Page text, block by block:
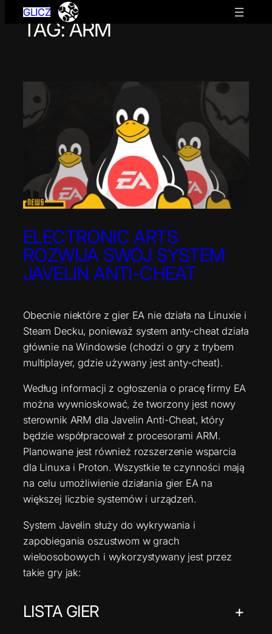
Przejdź
GLICZ
TAG:ARM
ELECTRONIC ARTS
ROZWIJA SWÓJ SYSTEM
JAVELIN ANTI-CHEAT
Obecnie niektóre z gier EA nie działa na Linuxie i
Steam Decku, ponieważ system anty-cheat działa
głównie na Windowsie (chodzi o gry z trybem
multiplayer, gdzie używany jest anty-cheat).
Według informacji z ogłoszenia o pracę firmy EA
można wywnioskować, że tworzony jest nowy
sterownik ARM dla Javelin Anti-Cheat, który
będzie współpracował z procesorami ARM.
Planowane jest również rozszerzenie wsparcia
dla Linuxa i Proton. Wszystkie te czynności mają
na celu umożliwienie działania gier EA na
większej liczbie systemów i urządzeń.
System Javelin służy do wykrywania i
zapobiegania oszustwom w grach
wieloosobowych i wykorzystywany jest przez
takie gry jak:
LISTA GIER +